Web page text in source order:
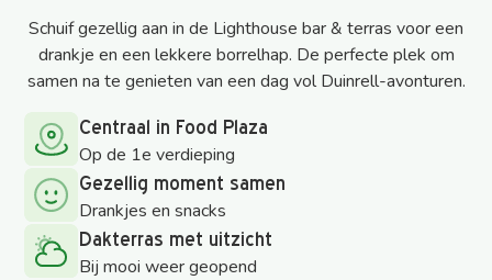
Schuif gezellig aan in de Lighthouse bar & terras voor een
drankje en een lekkere borrelhap. De perfecte plek om
samen na te genieten van een dag vol Duinrell-avonturen.
Centraal in Food Plaza
Op de 1e verdieping
Gezellig moment samen
Drankjes en snacks
Dakterras met uitzicht
Bij mooi weer geopend